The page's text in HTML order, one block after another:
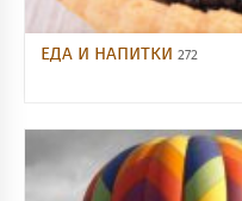
ЕДА И НАПИТКИ 272